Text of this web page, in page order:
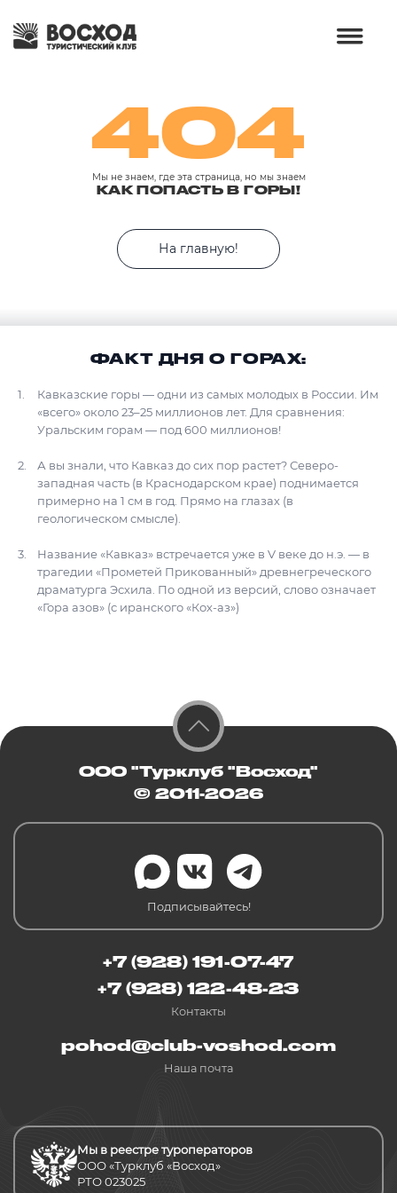
404
Мы не знаем, где эта страница, но мы знаем
КАК ПОПАСТЬ В ГОРЫ!
На главную!
ФАКТ ДНЯ О ГОРАХ:
Кавказские горы — одни из самых молодых в России. Им
«всего» около 23–25 миллионов лет. Для сравнения:
Уральским горам — под 600 миллионов!
А вы знали, что Кавказ до сих пор растет? Северо-
западная часть (в Краснодарском крае) поднимается
примерно на 1 см в год. Прямо на глазах (в
геологическом смысле).
Название «Кавказ» встречается уже в V веке до н.э. — в
трагедии «Прометей Прикованный» древнегреческого
драматурга Эсхила. По одной из версий, слово означает
«Гора азов» (с иранского «Кох-аз»)
ООО "Турклуб "Восход"
© 2011-2026
Подписывайтесь!
+7 (928) 191-07-47
+7 (928) 122-48-23
Контакты
pohod@club-voshod.com
Наша почта
Мы в реестре туроператоров
ООО «Турклуб «Восход»
РТО 023025